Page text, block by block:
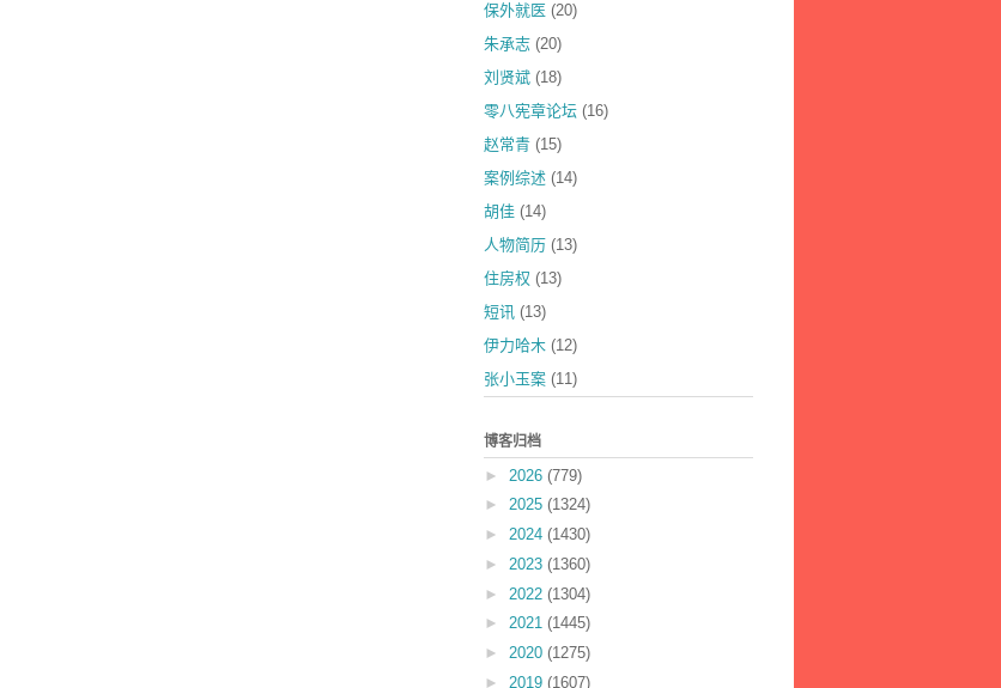
保外就医 (20)
朱承志 (20)
刘贤斌 (18)
零八宪章论坛 (16)
赵常青 (15)
案例综述 (14)
胡佳 (14)
人物简历 (13)
住房权 (13)
短讯 (13)
伊力哈木 (12)
张小玉案 (11)
博客归档
► 2026 (779)
► 2025 (1324)
► 2024 (1430)
► 2023 (1360)
► 2022 (1304)
► 2021 (1445)
► 2020 (1275)
► 2019 (1607)